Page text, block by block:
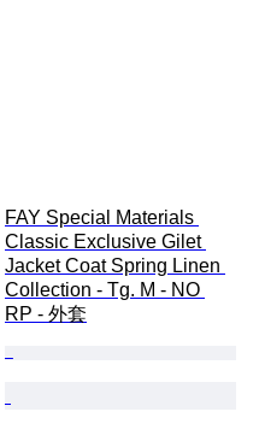
FAY Special Materials
Classic Exclusive Gilet
Jacket Coat Spring Linen
Collection - Tg. M - NO
RP - 外套